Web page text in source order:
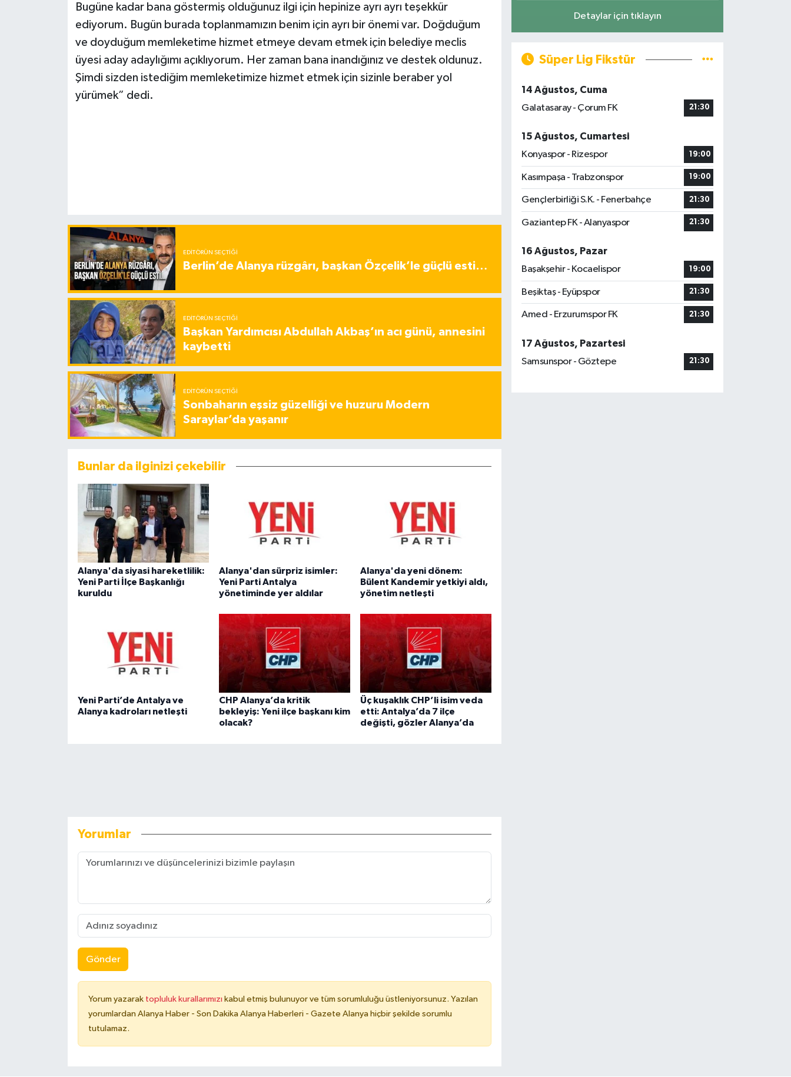
Bugüne kadar bana göstermiş olduğunuz ilgi için hepinize ayrı ayrı teşekkür
ediyorum. Bugün burada toplanmamızın benim için ayrı bir önemi var. Doğduğum
ve doyduğum memleketime hizmet etmeye devam etmek için belediye meclis
üyesi aday adaylığımı açıklıyorum. Her zaman bana inandığınız ve destek oldunuz.
Şimdi sizden istediğim memleketimize hizmet etmek için sizinle beraber yol
yürümek” dedi.
EDITÖRÜN SEÇTIĞI
Berlin’de Alanya rüzgârı, başkan Özçelik’le güçlü esti…
EDITÖRÜN SEÇTIĞI
Başkan Yardımcısı Abdullah Akbaş’ın acı günü, annesini
kaybetti
EDITÖRÜN SEÇTIĞI
Sonbaharın eşsiz güzelliği ve huzuru Modern
Saraylar’da yaşanır
Bunlar da ilginizi çekebilir
Alanya'da siyasi hareketlilik:
Yeni Parti İlçe Başkanlığı
kuruldu
Alanya'dan sürpriz isimler:
Yeni Parti Antalya
yönetiminde yer aldılar
Alanya'da yeni dönem:
Bülent Kandemir yetkiyi aldı,
yönetim netleşti
Yeni Parti’de Antalya ve
Alanya kadroları netleşti
CHP Alanya’da kritik
bekleyiş: Yeni ilçe başkanı kim
olacak?
Üç kuşaklık CHP’li isim veda
etti: Antalya’da 7 ilçe
değişti, gözler Alanya’da
Yorumlar
Gönder
Yorum yazarak topluluk kurallarımızı kabul etmiş bulunuyor ve tüm sorumluluğu üstleniyorsunuz. Yazılan
yorumlardan Alanya Haber - Son Dakika Alanya Haberleri - Gazete Alanya hiçbir şekilde sorumlu
tutulamaz.
Detaylar için tıklayın
Süper Lig Fikstür
14 Ağustos, Cuma
Galatasaray - Çorum FK
21:30
15 Ağustos, Cumartesi
Konyaspor - Rizespor
19:00
Kasımpaşa - Trabzonspor 19:00
Gençlerbirliği S.K. - Fenerbahçe 21:30
Gaziantep FK - Alanyaspor 21:30
16 Ağustos, Pazar
Başakşehir - Kocaelispor
19:00
Beşiktaş - Eyüpspor 21:30
Amed - Erzurumspor FK 21:30
17 Ağustos, Pazartesi
Samsunspor - Göztepe
21:30